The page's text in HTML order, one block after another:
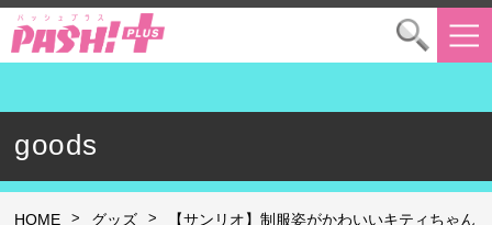
goods
HOME > グッズ >
【サンリオ】制服姿がかわいいキティちゃん